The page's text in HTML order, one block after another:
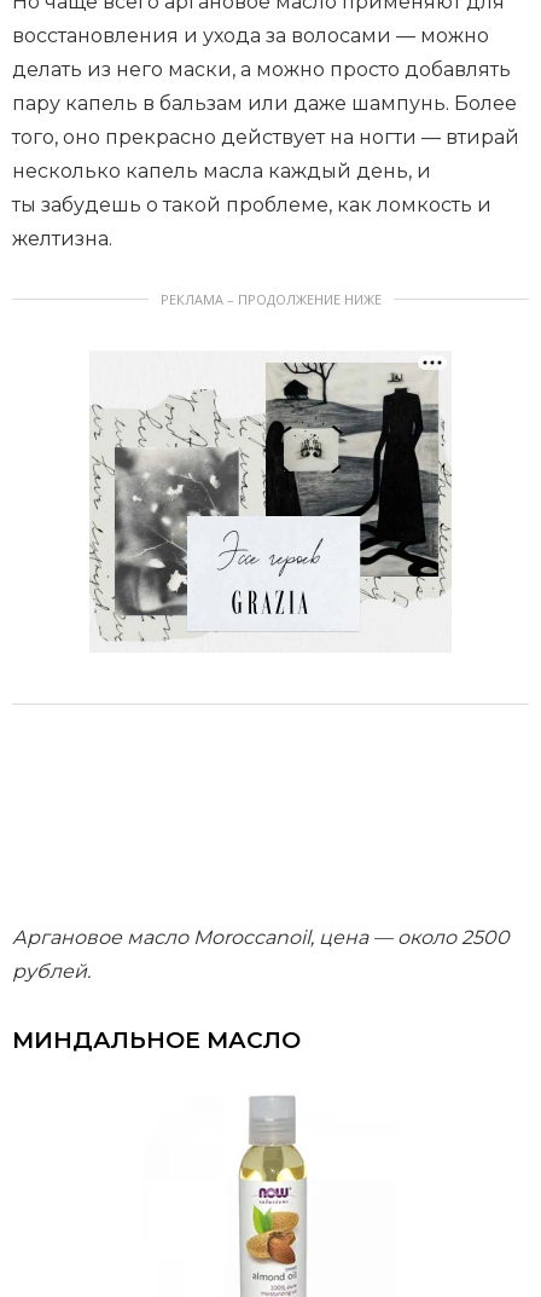
восстановления и ухода за волосами — можно
делать из него маски, а можно просто добавлять
пару капель в бальзам или даже шампунь. Более
того, оно прекрасно действует на ногти — втирай
несколько капель масла каждый день, и
ты забудешь о такой проблеме, как ломкость и
желтизна.
РЕКЛАМА – ПРОДОЛЖЕНИЕ НИЖЕ
Аргановое масло Moroccanoil, цена — около 2500
рублей.
МИНДАЛЬНОЕ МАСЛО